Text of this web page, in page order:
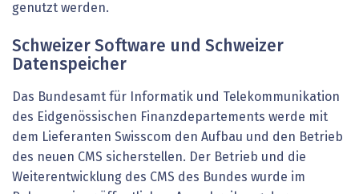
genutzt werden.
Schweizer Software und Schweizer
Datenspeicher
Das Bundesamt für Informatik und Telekommunikation
des Eidgenössischen Finanzdepartements werde mit
dem Lieferanten Swisscom den Aufbau und den Betrieb
des neuen CMS sicherstellen. Der Betrieb und die
Weiterentwicklung des CMS des Bundes wurde im